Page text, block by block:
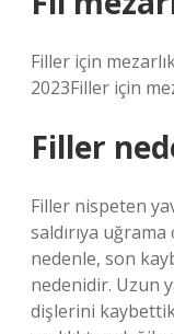
Filler için
2023Filler için
Filler
Filler nispeten
saldırıya
nedenle, son
nedenidir. Uzun
dişlerini